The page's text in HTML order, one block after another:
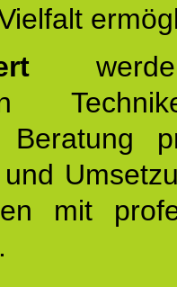
Beratung
mit